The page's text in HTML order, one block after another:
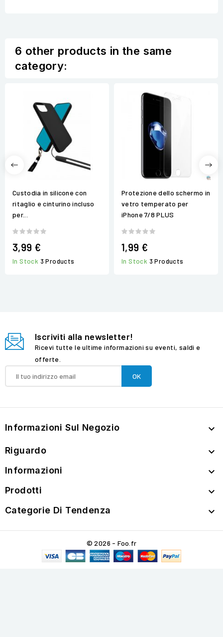
6 other products in the same
category:
Custodia in silicone con
ritaglio e cinturino incluso
per...
3,99 €
In Stock 3 Products
Protezione dello schermo in
vetro temperato per
iPhone 7/8 PLUS
1,99 €
In Stock 3 Products
Iscriviti alla newsletter!
Ricevi tutte le ultime informazioni su eventi, saldi e
offerte.
Informazioni Sul Negozio 
Riguardo 
Informazioni 
Prodotti 
Categorie Di Tendenza 
© 2026 - Foo.fr